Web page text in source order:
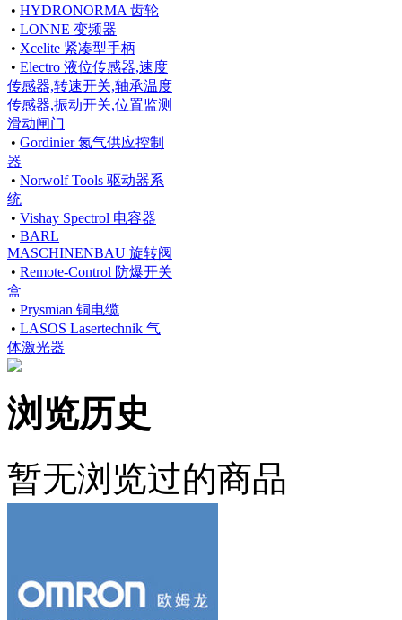
• HYDRONORMA 齿轮
• LONNE 变频器
• Xcelite 紧凑型手柄
• Electro 液位传感器,速度
传感器,转速开关,轴承温度
传感器,振动开关,位置监测
滑动闸门
• Gordinier 氮气供应控制
器
• Norwolf Tools 驱动器系
统
• Vishay Spectrol 电容器
• BARL
MASCHINENBAU 旋转阀
• Remote-Control 防爆开关
盒
• Prysmian 铜电缆
• LASOS Lasertechnik 气
体激光器
浏览历史
暂无浏览过的商品